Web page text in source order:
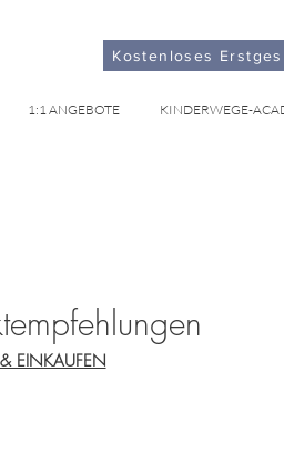
Kostenloses
1:1 ANGEBOTE KINDERWEGE-
EINKAUFEN